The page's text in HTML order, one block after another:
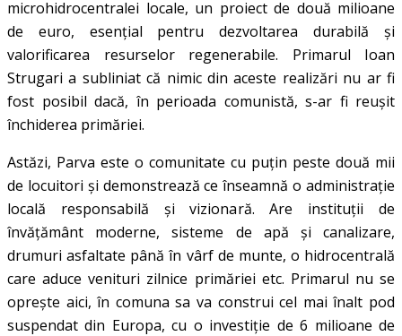
microhidrocentralei locale, un proiect de două milioane
de euro, esențial pentru dezvoltarea durabilă și
valorificarea resurselor regenerabile. Primarul Ioan
Strugari a subliniat că nimic din aceste realizări nu ar fi
fost posibil dacă, în perioada comunistă, s-ar fi reușit
închiderea primăriei.
Astăzi, Parva este o comunitate cu puțin peste două mii
de locuitori și demonstrează ce înseamnă o administrație
locală responsabilă și vizionară. Are instituții de
învățământ moderne, sisteme de apă și canalizare,
drumuri asfaltate până în vârf de munte, o hidrocentrală
care aduce venituri zilnice primăriei etc. Primarul nu se
oprește aici, în comuna sa va construi cel mai înalt pod
suspendat din Europa, cu o investiţie de 6 milioane de